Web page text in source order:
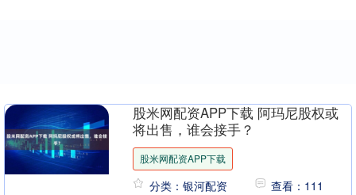
股米网配资APP下载 阿玛尼股权或
将出售，谁会接手？
股米网配资APP下载
分类：银河配资 查看：111